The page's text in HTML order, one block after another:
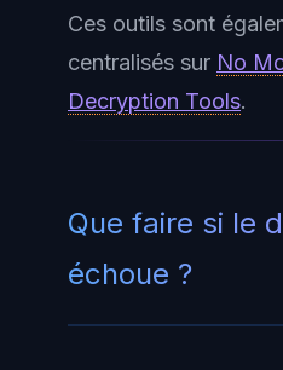
Ces outils sont
centralisés sur No
Decryption Tools.
Que faire si le
échoue ?